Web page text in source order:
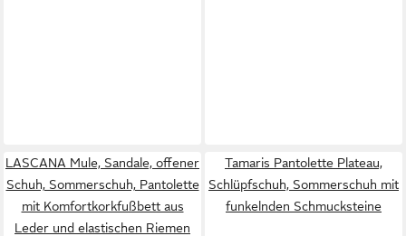
LASCANA Mule, Sandale, offener
Schuh, Sommerschuh, Pantolette
mit Komfortkorkfußbett aus
Leder und elastischen Riemen
Tamaris Pantolette Plateau,
Schlüpfschuh, Sommerschuh mit
funkelnden Schmucksteine